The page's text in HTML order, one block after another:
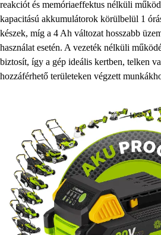
reakciót és memóriaeffektus nélküli
kapacitású akkumulátorok körülbelül 1
készek, míg a 4 Ah változat hosszabb
használat esetén. A vezeték nélküli
biztosít, így a gép ideális kertben, telken
hozzáférhető területeken végzett